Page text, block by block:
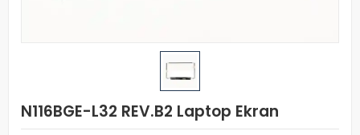
N116BGE-L32 REV.B2 Laptop Ekran